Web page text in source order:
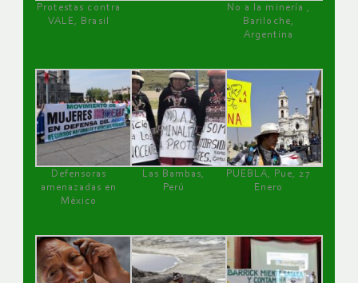
Protestas contra
VALE, Brasil
No a la minería ,
Bariloche,
Argentina
Defensoras
amenazadas en
México
Las Bambas,
Perú
PUEBLA, Pue, 27
Enero